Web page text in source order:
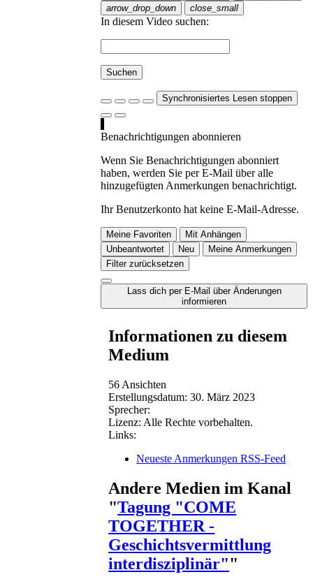
arrow_drop_down
close_small
In diesem Video suchen:
Suchen
Synchronisiertes Lesen stoppen
Benachrichtigungen abonnieren
Wenn Sie Benachrichtigungen abonniert
haben, werden Sie per E-Mail über alle
hinzugefügten Anmerkungen benachrichtigt.
Ihr Benutzerkonto hat keine E-Mail-Adresse.
Meine Favoriten
Mit Anhängen
Unbeantwortet
Neu
Meine Anmerkungen
Filter zurücksetzen
Lass dich per E-Mail über Änderungen
informieren
Informationen zu diesem
Medium
56 Ansichten
Erstellungsdatum: 30. März 2023
Sprecher:
Lizenz: Alle Rechte vorbehalten.
Links:
Neueste Anmerkungen RSS-Feed
Andere Medien im Kanal
"Tagung "COME
TOGETHER -
Geschichtsvermittlung
interdisziplinär""